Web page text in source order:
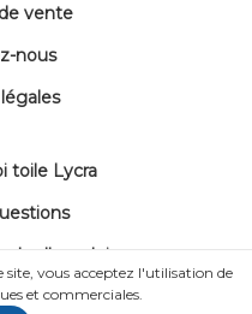
vente
nous
toile Lycra
d'emploi
vous acceptez l'utilisation de
et commerciales.